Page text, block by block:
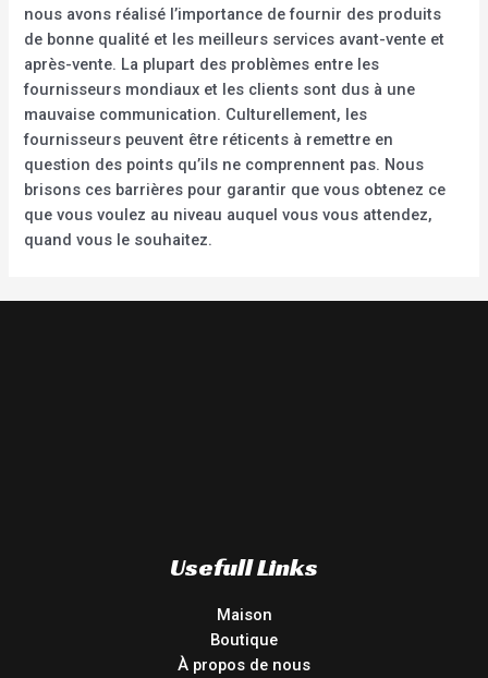
nous avons réalisé l’importance de fournir des produits
de bonne qualité et les meilleurs services avant-vente et
après-vente. La plupart des problèmes entre les
fournisseurs mondiaux et les clients sont dus à une
mauvaise communication. Culturellement, les
fournisseurs peuvent être réticents à remettre en
question des points qu’ils ne comprennent pas. Nous
brisons ces barrières pour garantir que vous obtenez ce
que vous voulez au niveau auquel vous vous attendez,
quand vous le souhaitez.
Usefull Links
Maison
Boutique
À propos de nous